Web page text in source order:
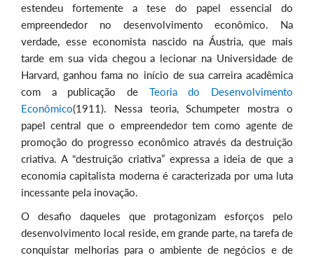
estendeu fortemente a tese do papel essencial do
empreendedor no desenvolvimento econômico. Na
verdade, esse economista nascido na Áustria, que mais
tarde em sua vida chegou a lecionar na Universidade de
Harvard, ganhou fama no início de sua carreira acadêmica
com a publicação de Teoria do Desenvolvimento
Econômico(1911). Nessa teoria, Schumpeter mostra o
papel central que o empreendedor tem como agente de
promoção do progresso econômico através da destruição
criativa. A “destruição criativa” expressa a ideia de que a
economia capitalista moderna é caracterizada por uma luta
incessante pela inovação.
O desafio daqueles que protagonizam esforços pelo
desenvolvimento local reside, em grande parte, na tarefa de
conquistar melhorias para o ambiente de negócios e de